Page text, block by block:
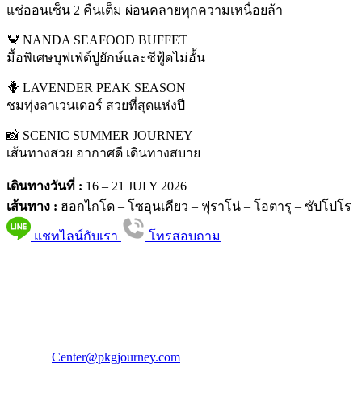
แช่ออนเซ็น 2 คืนเต็ม ผ่อนคลายทุกความเหนื่อยล้า
🦀 NANDA SEAFOOD BUFFET
มื้อพิเศษบุฟเฟ่ต์ปูยักษ์และซีฟู้ดไม่อั้น
🪻 LAVENDER PEAK SEASON
ชมทุ่งลาเวนเดอร์ สวยที่สุดแห่งปี
📸 SCENIC SUMMER JOURNEY
เส้นทางสวย อากาศดี เดินทางสบาย
เดินทางวันที่ : 16 – 21 JULY 2026
เส้นทาง : ฮอกไกโด – โซอุนเคียว – ฟุราโน่ – โอตารุ – ซัปโปโร
แชทไลน์กับเรา โทรสอบถาม
Center@pkgjourney.com